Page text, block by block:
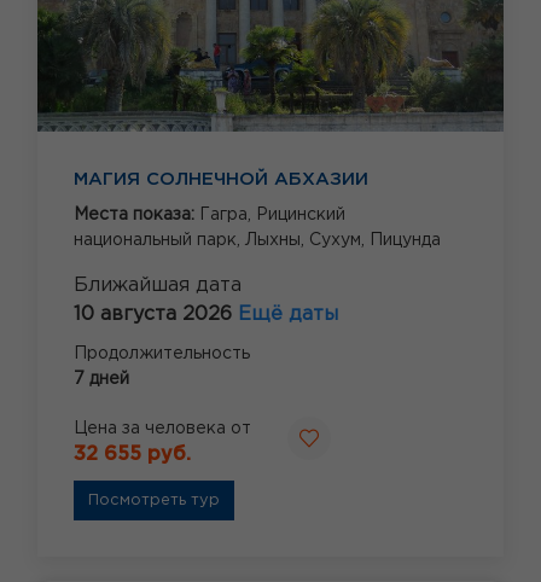
МАГИЯ СОЛНЕЧНОЙ АБХАЗИИ
Места показа: Гагра,
Рицинский
национальный парк, Лыхны, Сухум, Пицунда
Ближайшая дата
10 августа 2026 Ещё даты
Продолжительность
7 дней
Цена за человека от
32 655 руб.
Посмотреть тур